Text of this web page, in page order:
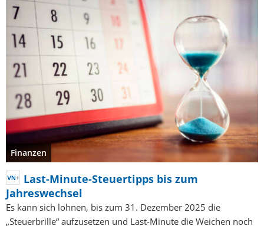
Finanzen
Last-Minute-Steuertipps bis zum
Jahreswechsel
Es kann sich lohnen, bis zum 31. Dezember 2025 die
„Steuerbrille“ aufzusetzen und Last-Minute die Weichen noch